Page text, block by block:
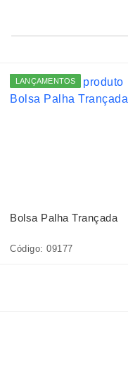
LANÇAMENTOS
Bolsa Palha Trançada
Código: 09177